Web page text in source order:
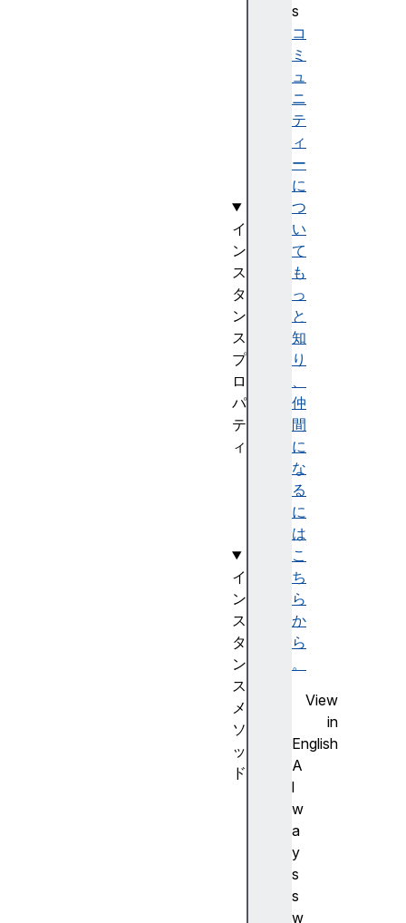
s
コ
ミ
ュ
ニ
テ
ィ
ー
に
つ
い
て
も
っ
と
知
り
、
仲
間
に
な
る
に
は
こ
ち
ら
か
ら
。
View
in
English
A
l
w
a
y
s
s
w
イ
ン
ス
タ
ン
ス
プ
ロ
パ
テ
ィ
イ
ン
ス
タ
ン
ス
メ
ソ
ッ
ド